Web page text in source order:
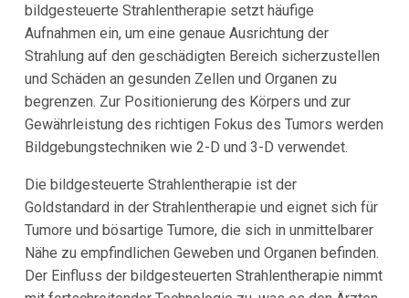
bildgesteuerte Strahlentherapie setzt häufige
Aufnahmen ein, um eine genaue Ausrichtung der
Strahlung auf den geschädigten Bereich sicherzustellen
und Schäden an gesunden Zellen und Organen zu
begrenzen. Zur Positionierung des Körpers und zur
Gewährleistung des richtigen Fokus des Tumors werden
Bildgebungstechniken wie 2-D und 3-D verwendet.
Die bildgesteuerte Strahlentherapie ist der
Goldstandard in der Strahlentherapie und eignet sich für
Tumore und bösartige Tumore, die sich in unmittelbarer
Nähe zu empfindlichen Geweben und Organen befinden.
Der Einfluss der bildgesteuerten Strahlentherapie nimmt